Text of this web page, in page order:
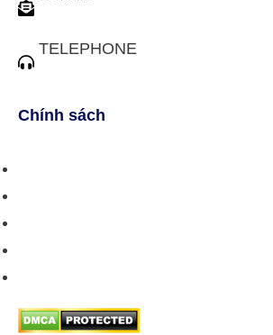
TELEPHONE
Chính sách